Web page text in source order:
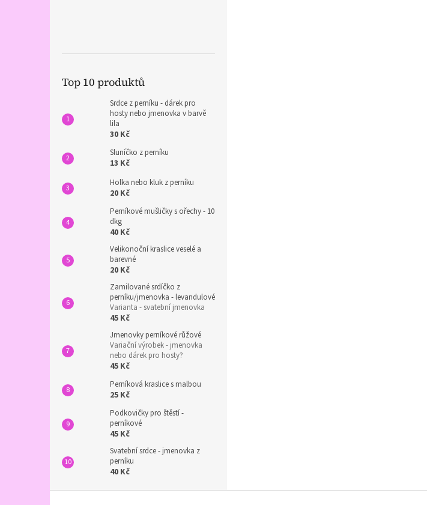
Top 10 produktů
Srdce z perníku - dárek pro
hosty nebo jmenovka v barvě
lila
30 Kč
Sluníčko z perníku
13 Kč
Holka nebo kluk z perníku
20 Kč
Perníkové mušličky s ořechy - 10
dkg
40 Kč
Velikonoční kraslice veselé a
barevné
20 Kč
Zamilované srdíčko z
perníku/jmenovka - levandulové
Varianta - svatební jmenovka
45 Kč
Jmenovky perníkové růžové
Variační výrobek - jmenovka
nebo dárek pro hosty?
45 Kč
Perníková kraslice s malbou
25 Kč
Podkovičky pro štěstí -
perníkové
45 Kč
Svatební srdce - jmenovka z
perníku
40 Kč